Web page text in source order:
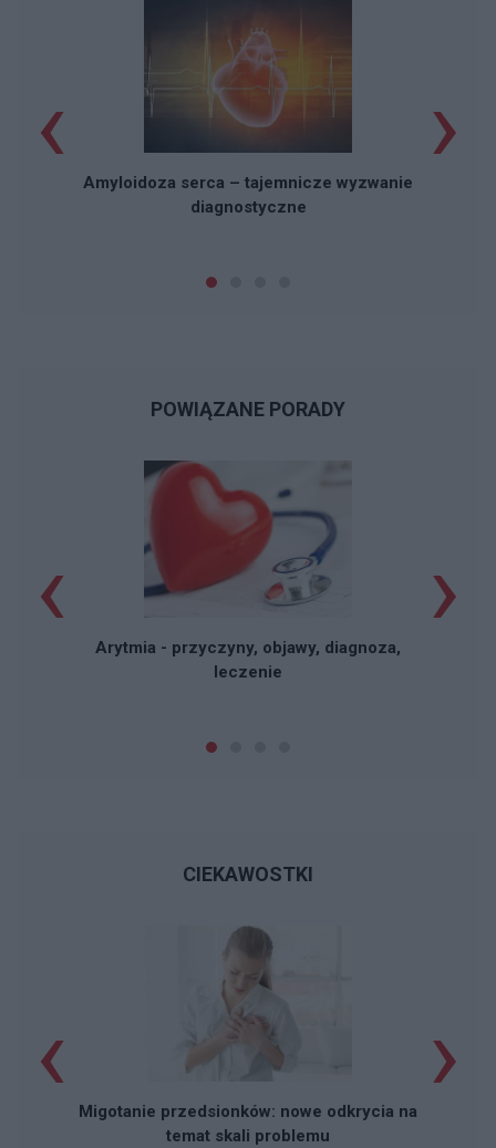
Amyloidoza serca – tajemnicze wyzwanie
diagnostyczne
‹ ›
POWIĄZANE PORADY
Arytmia - przyczyny, objawy, diagnoza,
leczenie
‹ ›
CIEKAWOSTKI
Migotanie przedsionków: nowe odkrycia na
temat skali problemu
‹ ›